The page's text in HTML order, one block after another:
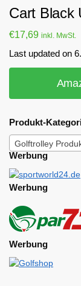
Cart Black
€17,69 inkl. MwSt.
Last updated on
Produkt-
Golftrolley
Werbung
Werbung
Werbung